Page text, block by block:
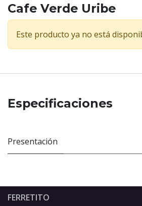
Cafe Verde Uribe
Este producto ya no está
Especificaciones
Presentación
FERRETITO